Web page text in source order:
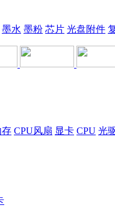
墨水 墨粉 芯片 光盘附件
存 CPU风扇 显卡 CPU 光